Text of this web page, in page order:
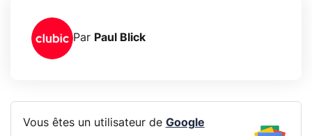
Par Paul Blick
Vous êtes un utilisateur de Google